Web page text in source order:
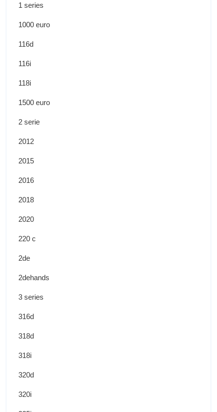
1 series
1000 euro
116d
116i
118i
1500 euro
2 serie
2012
2015
2016
2018
2020
220 c
2de
2dehands
3 series
316d
318d
318i
320d
320i